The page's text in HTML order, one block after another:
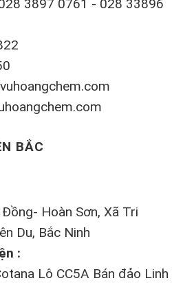
3897 0761 - 028 33896
BẮC
Hoàn Sơn, Xã Tri
Du, Bắc Ninh
:
Lô CC5A Bán đảo Linh